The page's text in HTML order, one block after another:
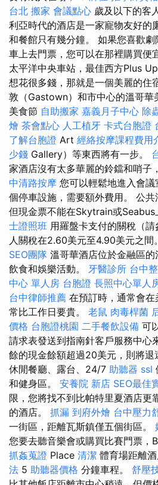
台北 搬家 會議點心 歲及以下的客
利亞時代的酒店是一家寵物友好的
和餐館只有幾分鐘。 如果您喜歡
車上去門票，您可以在那裡購買便
太平洋中央車站，最佳西方Plus
想花很多錢，那就是一個美麗的住
敦（Gastown）和市中心的溫哥
美食節 自助搬家 嘉義月子中心 除
燴 茶會點心 人工植牙 卡式台胞證
了解台胞證 Art 經絡按摩課程費用
少錢 Gallery）等東西將有一步。
家酒店沒有太多華麗的鈴鐺和哨子
中清路按摩 您可以輕鬆地進入會
個停車設施，需要額外費用。 公共
但現金票不能在Skytrain或Seabus
士證照班 用羅盤卡支付的關稅（
人關稅在2.60美元至4.90美元之間
SEO團隊 溫哥華酒店位於金融區的
飲食和娛樂活動。 牙醫診所 台中
中心 單人房 台胞證 長照中心單人
台中律師推薦 在預訂時，通常會
常比工作日要貴。 老鼠 肉毒桿菌
價格 台胞證桃園 二手餐飲設備 可
請求表發送到指南針客戶服務中心
餘的現金餘額超過20美元，則將
休閒餐廳、露台、24/7 助聽器 ssl
和健身區。 安養院 新店 SEO最佳
限，您將找不到比帕特里夏酒店更
的酒店。 抓漏 到府外燴 台中壓力
一街區，距離瓦斯鎮僅五個街區。
您要去聽音樂會或購買比賽門票，
抓姦蒐證 Place 清潔 體育場距離
法 5 助聽器價格 分鐘車程。 舒壓